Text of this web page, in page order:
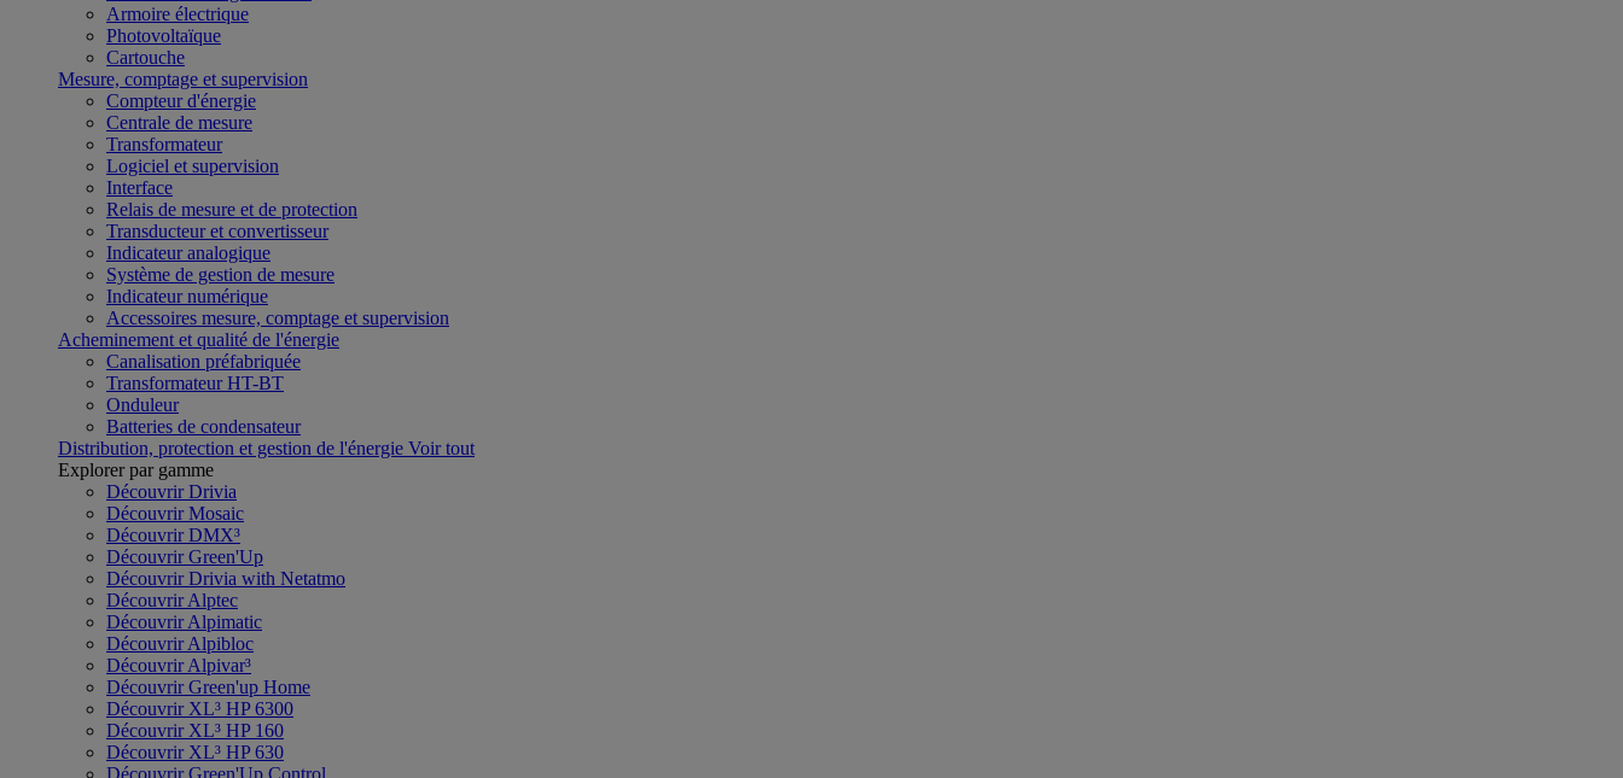
Armoire électrique
Photovoltaïque
Cartouche
Mesure, comptage et supervision
Compteur d'énergie
Centrale de mesure
Transformateur
Logiciel et supervision
Interface
Relais de mesure et de protection
Transducteur et convertisseur
Indicateur analogique
Système de gestion de mesure
Indicateur numérique
Accessoires mesure, comptage et supervision
Acheminement et qualité de l'énergie
Canalisation préfabriquée
Transformateur HT-BT
Onduleur
Batteries de condensateur
Distribution, protection et gestion de l'énergie Voir tout
Explorer par gamme
Découvrir Drivia
Découvrir Mosaic
Découvrir DMX³
Découvrir Green'Up
Découvrir Drivia with Netatmo
Découvrir Alptec
Découvrir Alpimatic
Découvrir Alpibloc
Découvrir Alpivar³
Découvrir Green'up Home
Découvrir XL³ HP 6300
Découvrir XL³ HP 160
Découvrir XL³ HP 630
Découvrir Green'Up Control